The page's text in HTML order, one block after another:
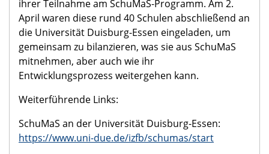
ihrer Teilnahme am SchuMaS-Programm. Am 2.
April waren diese rund 40 Schulen abschließend an
die Universität Duisburg-Essen eingeladen, um
gemeinsam zu bilanzieren, was sie aus SchuMaS
mitnehmen, aber auch wie ihr
Entwicklungsprozess weitergehen kann.
Weiterführende Links:
SchuMaS an der Universität Duisburg-Essen:
https://www.uni-due.de/izfb/schumas/start